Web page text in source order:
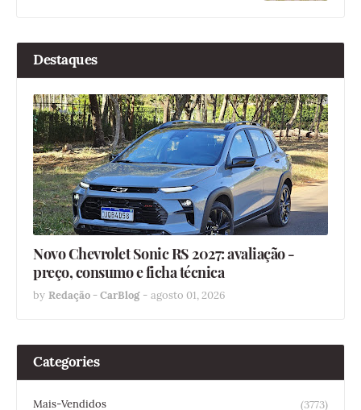
Destaques
Novo Chevrolet Sonic RS 2027: avaliação -
preço, consumo e ficha técnica
by Redação - CarBlog - agosto 01, 2026
Categories
Mais-Vendidos
(3773)